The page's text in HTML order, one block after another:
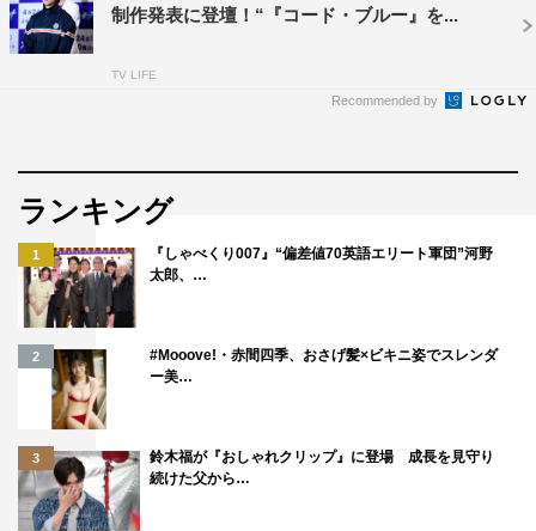
制作発表に登壇！“『コード・ブルー』を...
TV LIFE
Recommended by
ランキング
1
『しゃべくり007』“偏差値70英語エリート軍団”河野
太郎、…
2
#Mooove!・赤間四季、おさげ髪×ビキニ姿でスレンダ
ー美…
3
鈴木福が『おしゃれクリップ』に登場 成長を見守り
続けた父から…